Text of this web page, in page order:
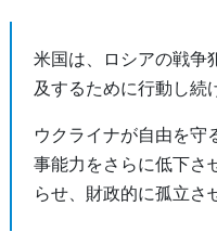
米国は、ロシアの戦争
及するために行動し続
ウクライナが自由を守
事能力をさらに低下さ
らせ、財政的に孤立さ